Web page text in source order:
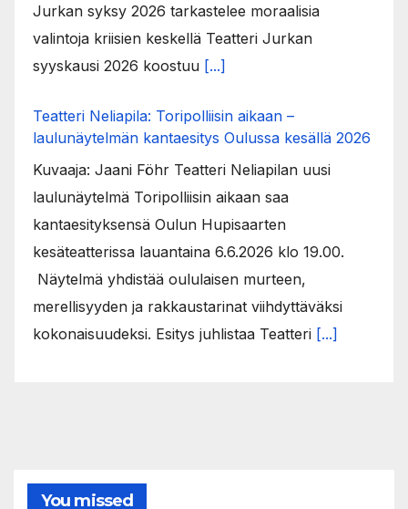
Jurkan syksy 2026 tarkastelee moraalisia
valintoja kriisien keskellä Teatteri Jurkan
syyskausi 2026 koostuu [...]
Teatteri Neliapila: Toripolliisin aikaan –
laulunäytelmän kantaesitys Oulussa kesällä 2026
Kuvaaja: Jaani Föhr Teatteri Neliapilan uusi
laulunäytelmä Toripolliisin aikaan saa
kantaesityksensä Oulun Hupisaarten
kesäteatterissa lauantaina 6.6.2026 klo 19.00.
Näytelmä yhdistää oululaisen murteen,
merellisyyden ja rakkaustarinat viihdyttäväksi
kokonaisuudeksi. Esitys juhlistaa Teatteri [...]
You missed